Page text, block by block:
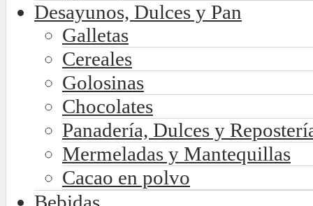
Desayunos, Dulces y Pan
Galletas
Cereales
Golosinas
Chocolates
Panadería, Dulces y
Mermeladas y Mantequillas
Cacao en polvo